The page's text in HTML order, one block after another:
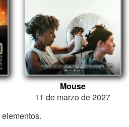
Mouse
11 de marzo de 2027
elementos.